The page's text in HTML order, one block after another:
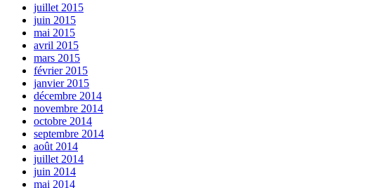
juillet 2015
juin 2015
mai 2015
avril 2015
mars 2015
février 2015
janvier 2015
décembre 2014
novembre 2014
octobre 2014
septembre 2014
août 2014
juillet 2014
juin 2014
mai 2014